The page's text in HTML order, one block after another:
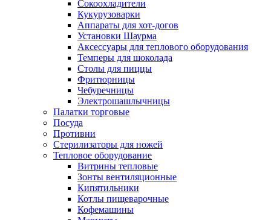
Сокоохладители
Кукурузоварки
Аппараты для хот-догов
Установки Шаурма
Аксессуары для теплового оборудования
Темперы для шоколада
Столы для пиццы
Фритюрницы
Чебуречницы
Электрошашлычницы
Палатки торговые
Посуда
Противни
Стерилизаторы для ножей
Тепловое оборудование
Витрины тепловые
Зонты вентиляционные
Кипятильники
Котлы пищеварочные
Кофемашины